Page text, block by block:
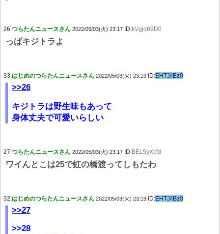
26:つらたんニュースさん 2022/05/03(火) 23:17 ID:kVgjq69D0
っぱキジトラよ
33:はじめのつらたんニュースさん 2022/05/03(火) 23:19 ID:EHTJ/iBz0
>>26
キジトラは野生味もあって
身体丈夫で可愛いらしい
27:つらたんニュースさん 2022/05/03(火) 23:17 ID:BEL5yXcfd
ワイんとこは25で虹の橋渡ってしもたわ
32:はじめのつらたんニュースさん 2022/05/03(火) 23:19 ID:EHTJ/iBz0
>>27
>>28